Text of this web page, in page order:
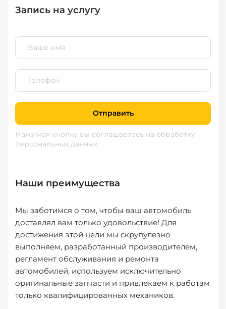
Запись на услугу
Отправить
Нажимая кнопку вы соглашаетесь на обработку
персональных данных
Наши преимущества
Мы заботимся о том, чтобы ваш автомобиль
доставлял вам только удовольствие! Для
достижения этой цели мы скрупулезно
выполняем, разработанный производителем,
регламент обслуживания и ремонта
автомобилей, используем исключительно
оригинальные запчасти и привлекаем к работам
только квалифицированных механиков.